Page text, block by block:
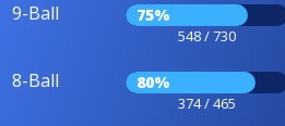
9-Ball 75%
548 / 730
8-Ball 80%
374 / 465